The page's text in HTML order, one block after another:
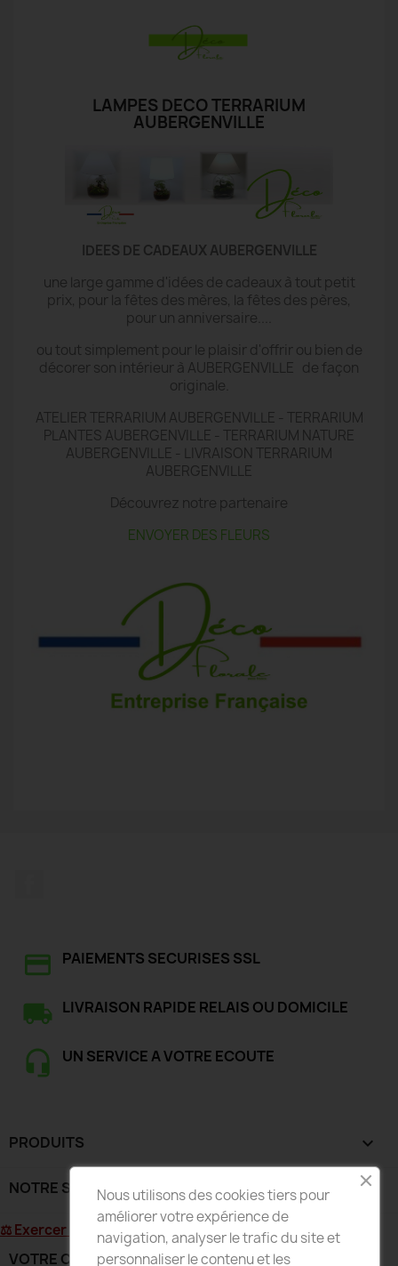
LAMPES DECO TERRARIUM
AUBERGENVILLE
IDEES DE CADEAUX AUBERGENVILLE
une large gamme d'idées de cadeaux à tout petit
prix, pour la fêtes des mères, la fêtes des pères,
pour un anniversaire....
ou tout simplement pour le plaisir d'offrir ou bien de
décorer son intérieur à AUBERGENVILLE de façon
originale.
ATELIER TERRARIUM AUBERGENVILLE - TERRARIUM
PLANTES AUBERGENVILLE - TERRARIUM NATURE
AUBERGENVILLE - LIVRAISON TERRARIUM
AUBERGENVILLE
Découvrez notre partenaire
ENVOYER DES FLEURS
PAIEMENTS SECURISES SSL
LIVRAISON RAPIDE RELAIS OU DOMICILE
UN SERVICE A VOTRE ECOUTE
PRODUITS 
NOTRE SOCIÉTÉ 
⚖ Exercer mon droit de rétractation
VOTRE COMPTE
Nous utilisons des cookies tiers pour
améliorer votre expérience de
navigation, analyser le trafic du site et
personnaliser le contenu et les